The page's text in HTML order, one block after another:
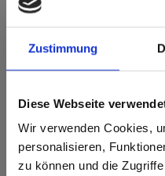
Zustimmung
Diese Webseite
Wir verwenden Cookies,
personalisieren,
zu können und die
Max Compact
Lagos MT Matt
This decor is directional (
Product features